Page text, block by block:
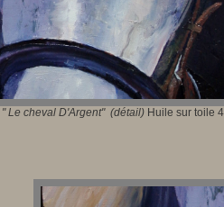
"Le cheval D'Argent" (détail) Huile sur toile